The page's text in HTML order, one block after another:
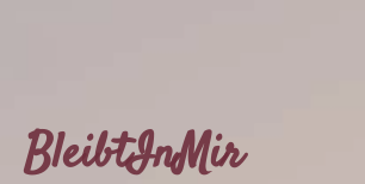
BleibtInMir